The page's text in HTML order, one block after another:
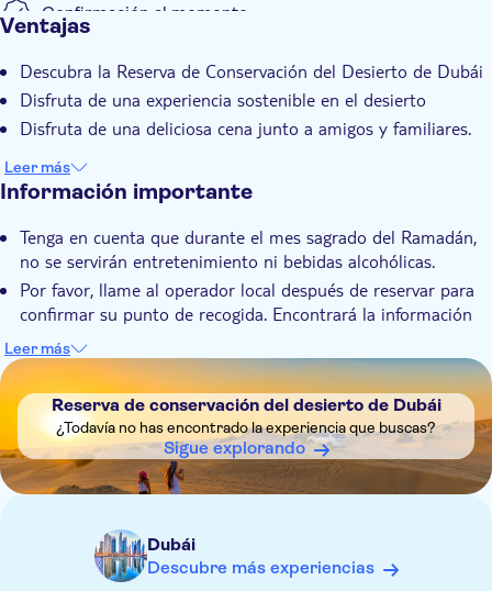
Confirmación al momento
Comida incluida
Transporte incluido
Ventajas
Descubra la Reserva de Conservación del Desierto de Dubái
Disfruta de una experiencia sostenible en el desierto
Disfruta de una deliciosa cena junto a amigos y familiares.
Leer más
Información importante
Tenga en cuenta que durante el mes sagrado del Ramadán,
no se servirán entretenimiento ni bebidas alcohólicas.
Por favor, llame al operador local después de reservar para
confirmar su punto de recogida. Encontrará la información
de contacto en el cupón después de reservar.
Hay un mínimo de 2 adultos por reserva.
Leer más
DSA1Reserva de conservación del desierto de Dubái
Reserva de conservación del desierto de Dubái
¿Todavía no has encontrado la experiencia que buscas?
Sigue explorando
Dubái
Descubre más experiencias